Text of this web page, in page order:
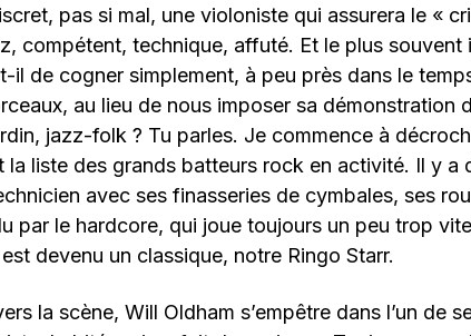
pas si mal, une violoniste qui assurera le «
compétent, technique, affuté. Et le plus souvent
il de cogner simplement, à peu près dans le
au lieu de nous imposer sa démonstration
jazz-folk ? Tu parles. Je commence à
la liste des grands batteurs rock en activité. Il y a
avec ses finasseries de cymbales, ses
par le hardcore, qui joue toujours un peu trop
devenu un classique, notre Ringo Starr.
la scène, Will Oldham s’empêtre dans l’un de